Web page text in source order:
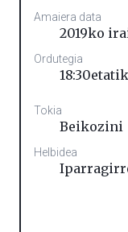
Amaiera data
2019ko
Ordutegia
Tokia
Beikozini
Helbidea